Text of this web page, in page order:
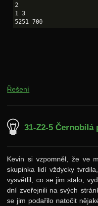
2
1 3
5251 700
Řešení
31-Z2-5 Černobílá
Kevin si vzpomněl, že ve
skupinka lidí vždycky
vysvětlil, co se jim stalo,
dní zveřejnili na svých
se jim podařilo natočit